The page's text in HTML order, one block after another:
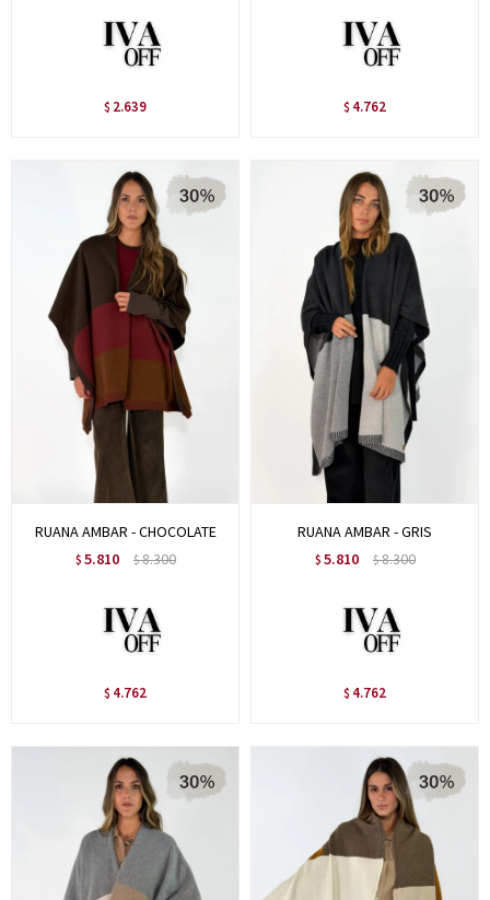
$ 2.639 $ 4.762
RUANA AMBAR - CHOCOLATE
$ 5.810 $8.300
$ 4.762
RUANA AMBAR - GRIS
$ 5.810 $8.300
$ 4.762